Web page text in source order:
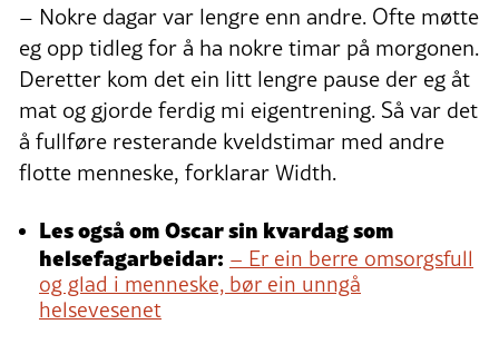
– Nokre dagar var lengre enn andre. Ofte møtte
eg opp tidleg for å ha nokre timar på morgonen.
Deretter kom det ein litt lengre pause der eg åt
mat og gjorde ferdig mi eigentrening. Så var det
å fullføre resterande kveldstimar med andre
flotte menneske, forklarar Width.
Les også om Oscar sin kvardag som
helsefagarbeidar: – Er ein berre omsorgsfull
og glad i menneske, bør ein unngå
helsevesenet